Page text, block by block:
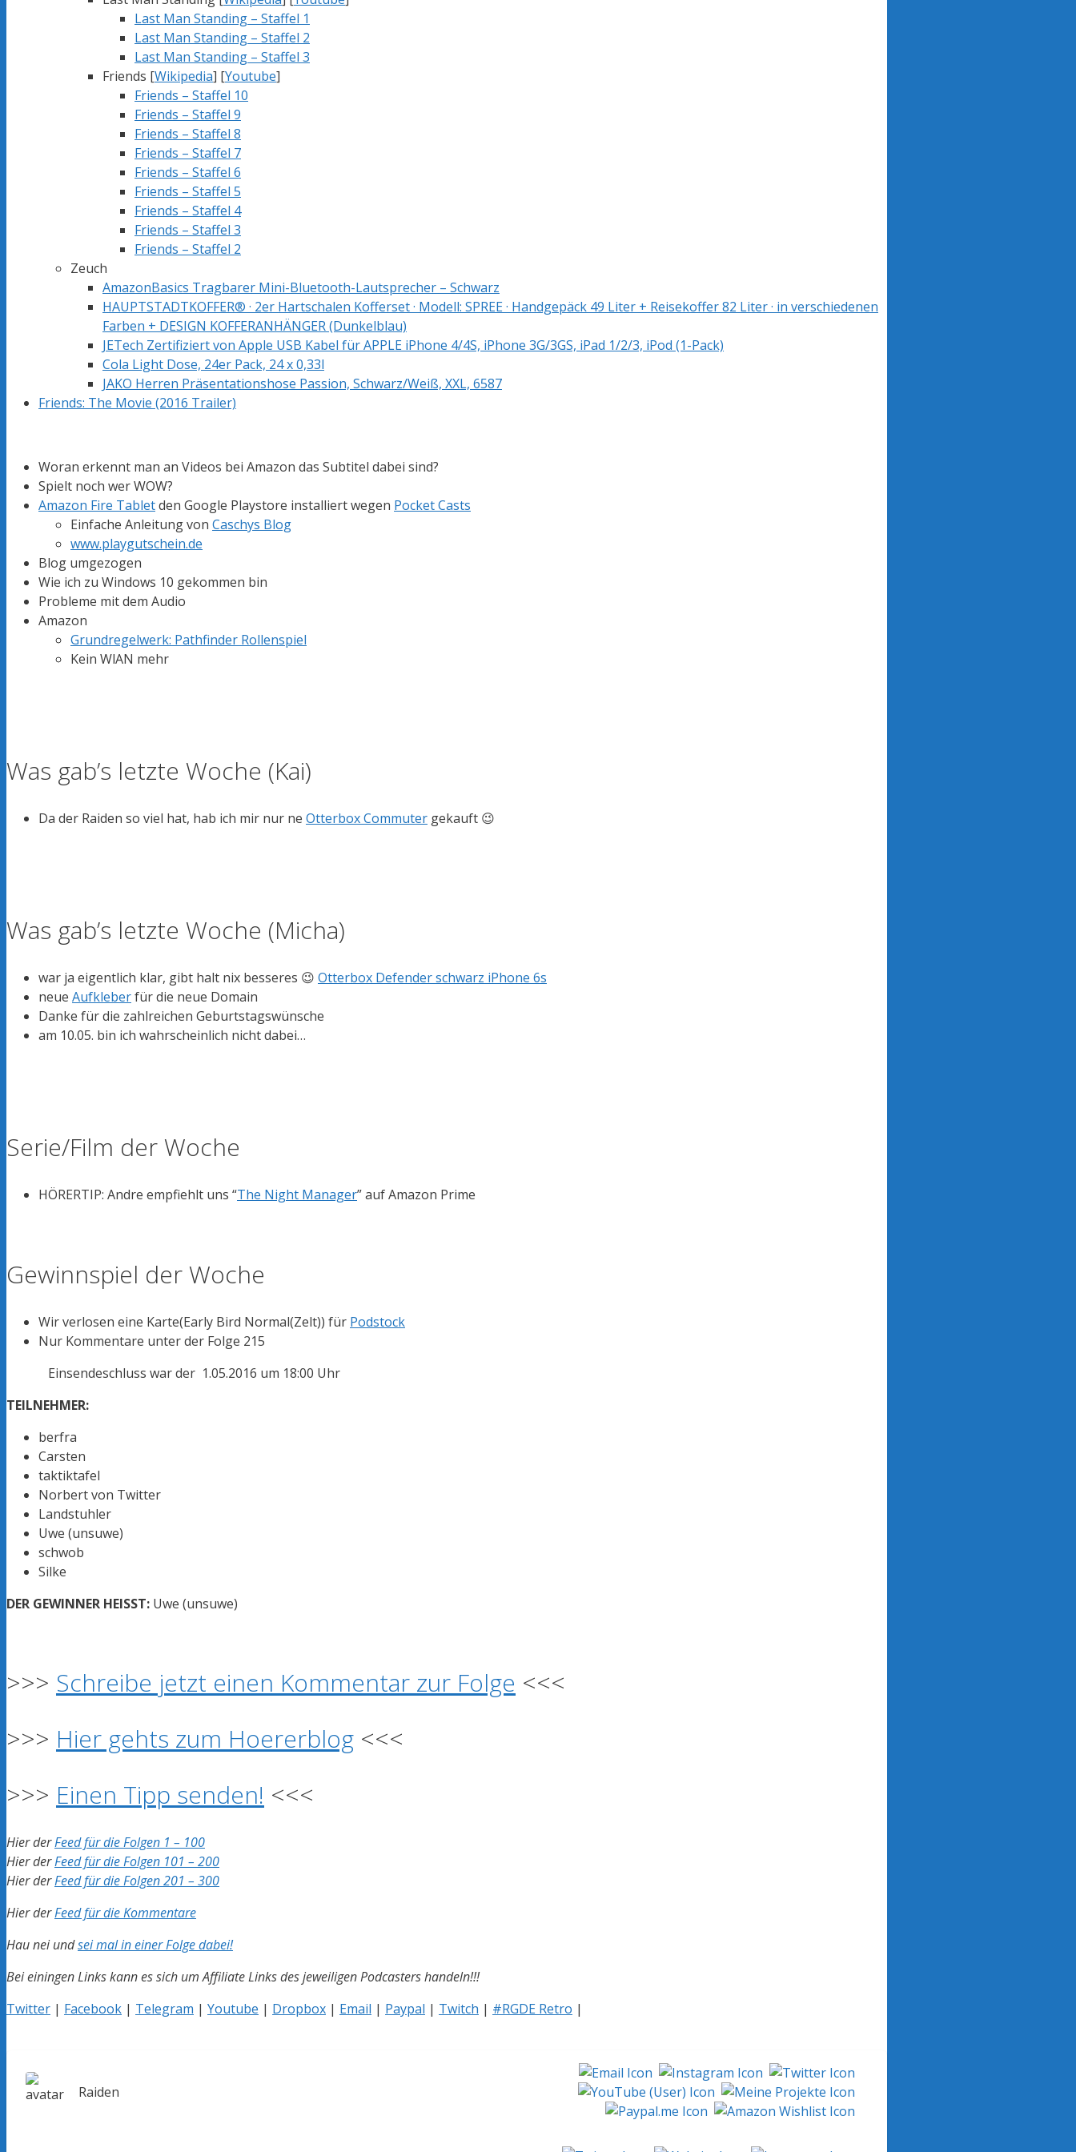
Last Man Standing – Staffel 1
Last Man Standing – Staffel 2
Last Man Standing – Staffel 3
Friends [Wikipedia] [Youtube]
Friends – Staffel 10
Friends – Staffel 9
Friends – Staffel 8
Friends – Staffel 7
Friends – Staffel 6
Friends – Staffel 5
Friends – Staffel 4
Friends – Staffel 3
Friends – Staffel 2
Zeuch
AmazonBasics Tragbarer Mini-Bluetooth-Lautsprecher – Schwarz
HAUPTSTADTKOFFER® · 2er Hartschalen Kofferset · Modell: SPREE · Handgepäck 49 Liter + Reisekoffer 82 Liter · in verschiedenen
Farben + DESIGN KOFFERANHÄNGER (Dunkelblau)
JETech Zertifiziert von Apple USB Kabel für APPLE iPhone 4/4S, iPhone 3G/3GS, iPad 1/2/3, iPod (1-Pack)
Cola Light Dose, 24er Pack, 24 x 0,33l
JAKO Herren Präsentationshose Passion, Schwarz/Weiß, XXL, 6587
Friends: The Movie (2016 Trailer)
Woran erkennt man an Videos bei Amazon das Subtitel dabei sind?
Spielt noch wer WOW?
Amazon Fire Tabletden Google Playstore installiert wegen Pocket Casts
Einfache Anleitung von Caschys Blog
www.playgutschein.de
Blog umgezogen
Wie ich zu Windows 10 gekommen bin
Probleme mit dem Audio
Amazon
Grundregelwerk: Pathfinder Rollenspiel
Kein WlAN mehr
Was gab’s letzte Woche (Kai)
Da der Raiden so viel hat, hab ich mir nur ne Otterbox Commuter gekauft 😉
Was gab’s letzte Woche (Micha)
war ja eigentlich klar, gibt halt nix besseres 😉 Otterbox Defender schwarz iPhone 6s
neue Aufkleberfür die neue Domain
Danke für die zahlreichen Geburtstagswünsche
am 10.05. bin ich wahrscheinlich nicht dabei…
Serie/Film der Woche
HÖRERTIP: Andre empfiehlt uns “The Night Manager” auf Amazon Prime
Gewinnspiel der Woche
Wir verlosen eine Karte(Early Bird Normal(Zelt)) für Podstock
Nur Kommentare unter der Folge 215
Einsendeschluss war der 1.05.2016 um 18:00 Uhr
TEILNEHMER:
berfra
Carsten
taktiktafel
Norbert von Twitter
Landstuhler
Uwe (unsuwe)
schwob
Silke
DER GEWINNER HEISST: Uwe (unsuwe)
>>> Schreibe jetzt einen Kommentar zur Folge <<<
>>> Hier gehts zum Hoererblog <<<
>>> Einen Tipp senden! <<<
Hier derFeed für die Folgen 1 – 100
Hier derFeed für die Folgen 101 – 200
Hier derFeed für die Folgen 201 – 300
Hier derFeed für die Kommentare
Hau nei undsei mal in einer Folge dabei!
Bei einingen Links kann es sich um Affiliate Links des jeweiligen Podcasters handeln!!!
Twitter | Facebook | Telegram | Youtube | Dropbox | Email | Paypal | Twitch | #RGDE Retro |
Raiden